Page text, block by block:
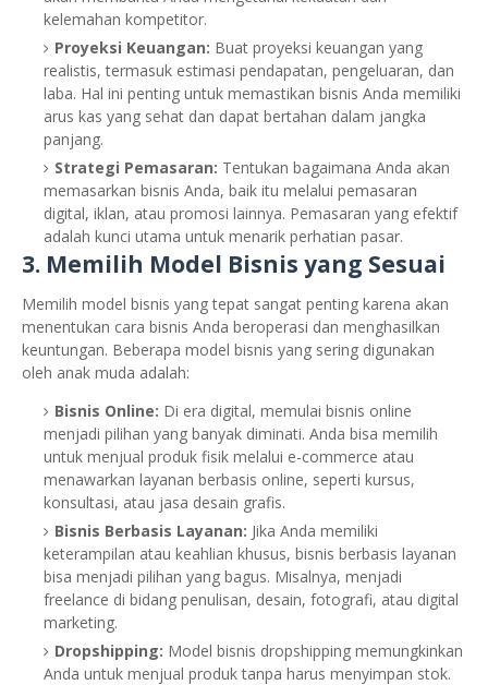
kelemahan kompetitor.
Proyeksi Keuangan: Buat proyeksi keuangan yang
realistis, termasuk estimasi pendapatan, pengeluaran, dan
laba. Hal ini penting untuk memastikan bisnis Anda memiliki
arus kas yang sehat dan dapat bertahan dalam jangka
panjang.
Strategi Pemasaran: Tentukan bagaimana Anda akan
memasarkan bisnis Anda, baik itu melalui pemasaran
digital, iklan, atau promosi lainnya. Pemasaran yang efektif
adalah kunci utama untuk menarik perhatian pasar.
3. Memilih Model Bisnis yang Sesuai
Memilih model bisnis yang tepat sangat penting karena akan
menentukan cara bisnis Anda beroperasi dan menghasilkan
keuntungan. Beberapa model bisnis yang sering digunakan
oleh anak muda adalah:
Bisnis Online: Di era digital, memulai bisnis online
menjadi pilihan yang banyak diminati. Anda bisa memilih
untuk menjual produk fisik melalui e-commerce atau
menawarkan layanan berbasis online, seperti kursus,
konsultasi, atau jasa desain grafis.
Bisnis Berbasis Layanan: Jika Anda memiliki
keterampilan atau keahlian khusus, bisnis berbasis layanan
bisa menjadi pilihan yang bagus. Misalnya, menjadi
freelance di bidang penulisan, desain, fotografi, atau digital
marketing.
Dropshipping: Model bisnis dropshipping memungkinkan
Anda untuk menjual produk tanpa harus menyimpan stok.